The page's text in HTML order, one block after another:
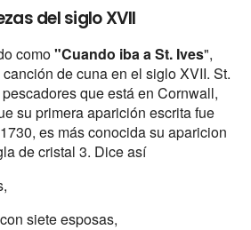
del siglo XVII
como"Cuando iba a St. Ives",
de cuna en el siglo XVII. St.
que está en Cornwall,
su primera aparición escrita fue
es más conocida su aparicion
de cristal 3. Dice así
siete esposas,